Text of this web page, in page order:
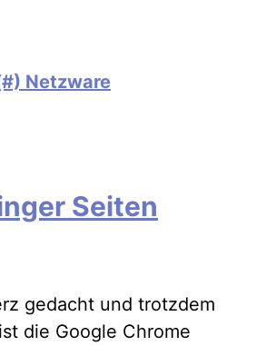
Netzware
Seiten
gedacht und trotzdem
die Google Chrome